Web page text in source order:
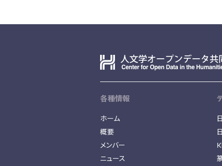
各種情報
ホーム
概要
メンバー
ニュース